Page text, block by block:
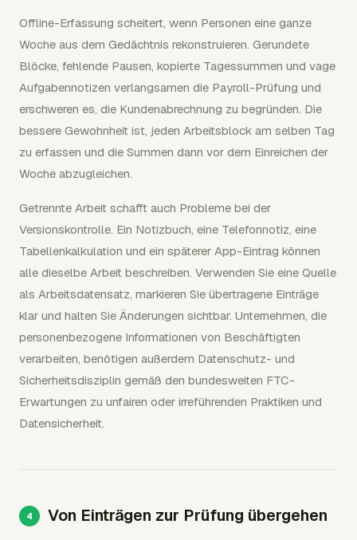
Offline-Erfassung scheitert, wenn Personen eine ganze
Woche aus dem Gedächtnis rekonstruieren. Gerundete
Blöcke, fehlende Pausen, kopierte Tagessummen und vage
Aufgabennotizen verlangsamen die Payroll-Prüfung und
erschweren es, die Kundenabrechnung zu begründen. Die
bessere Gewohnheit ist, jeden Arbeitsblock am selben Tag
zu erfassen und die Summen dann vor dem Einreichen der
Woche abzugleichen.
Getrennte Arbeit schafft auch Probleme bei der
Versionskontrolle. Ein Notizbuch, eine Telefonnotiz, eine
Tabellenkalkulation und ein späterer App-Eintrag können
alle dieselbe Arbeit beschreiben. Verwenden Sie eine Quelle
als Arbeitsdatensatz, markieren Sie übertragene Einträge
klar und halten Sie Änderungen sichtbar. Unternehmen, die
personenbezogene Informationen von Beschäftigten
verarbeiten, benötigen außerdem Datenschutz- und
Sicherheitsdisziplin gemäß den bundesweiten FTC-
Erwartungen zu unfairen oder irreführenden Praktiken und
Datensicherheit.
Von Einträgen zur Prüfung übergehen